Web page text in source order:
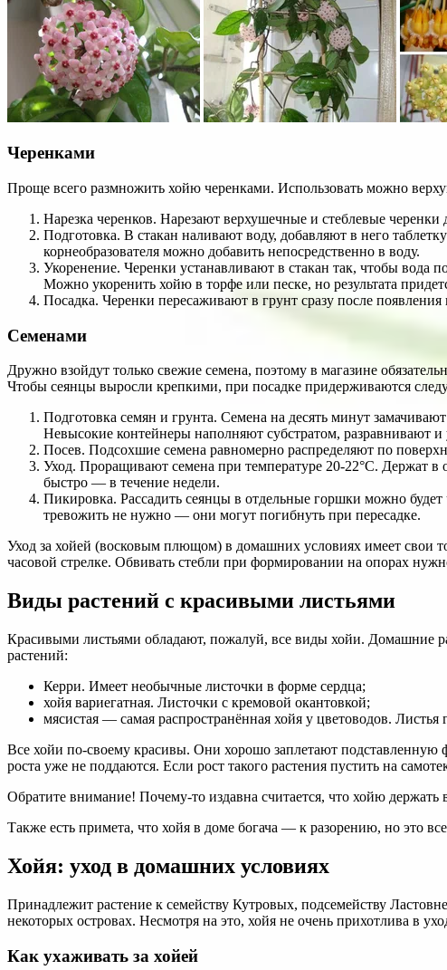
Черенками
Проще всего размножить хойю черенками. Использовать можно
Нарезка черенков. Нарезают верхушечные и стеблевые
Подготовка. В стакан наливают воду, добавляют в него
корнеобразователя можно добавить непосредственно в воду.
Укоренение. Черенки устанавливают в стакан так, чтобы
Можно укоренить хойю в торфе или песке, но результата
Посадка. Черенки пересаживают в грунт сразу после
Семенами
Дружно взойдут только свежие семена, поэтому в магазине
Чтобы сеянцы выросли крепкими, при посадке придерживаются
Подготовка семян и грунта. Семена на десять минут
Невысокие контейнеры наполняют субстратом, разравнивают и
Посев. Подсохшие семена равномерно распределяют по
Уход. Проращивают семена при температуре 20-22°С. Держат
быстро — в течение недели.
Пикировка. Рассадить сеянцы в отдельные горшки можно
тревожить не нужно — они могут погибнуть при пересадке.
Уход за хойей (восковым плющом) в домашних условиях имеет свои
часовой стрелке. Обвивать стебли при формировании на опорах
Виды растений с красивыми листьями
Красивыми листьями обладают, пожалуй, все виды хойи. Домашние
растений:
Керри. Имеет необычные листочки в форме сердца;
хойя вариегатная. Листочки с кремовой окантовкой;
мясистая — самая распространённая хойя у цветоводов.
Все хойи по-своему красивы. Они хорошо заплетают
роста уже не поддаются. Если рост такого растения пустить на
Обратите внимание! Почему-то издавна считается, что хойю
Также есть примета, что хойя в доме богача — к разорению, но это
Хойя: уход в домашних условиях
Принадлежит растение к семейству Кутровых, подсемейству
некоторых островах. Несмотря на это, хойя не очень прихотлива в
Как ухаживать за хойей